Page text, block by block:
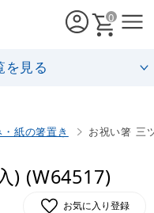
0
を見る
紙の箸置き お祝い箸 三
) (W64517)
お気に入り登録